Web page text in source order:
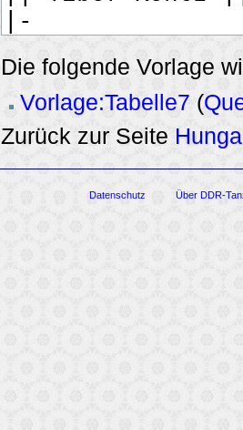
Die folgende Vorlage
Vorlage:Tabelle7 (
Zurück zur Seite
Datenschutz Über DDR-